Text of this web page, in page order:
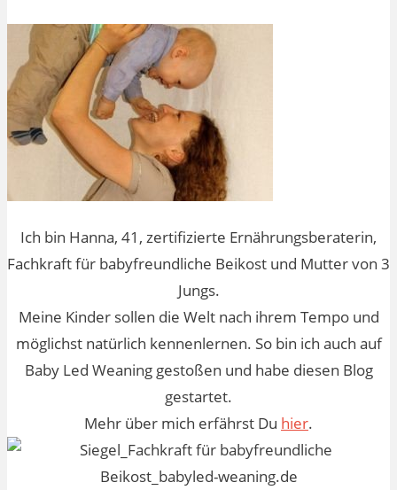
Ich bin Hanna, 41, zertifizierte Ernährungsberaterin,
Fachkraft für babyfreundliche Beikost und Mutter von 3
Jungs.
Meine Kinder sollen die Welt nach ihrem Tempo und
möglichst natürlich kennenlernen. So bin ich auch auf
Baby Led Weaning gestoßen und habe diesen Blog
gestartet.
Mehr über mich erfährst Du hier.